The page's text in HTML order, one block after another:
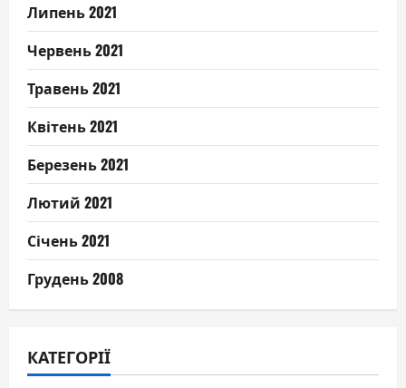
Липень 2021
Червень 2021
Травень 2021
Квітень 2021
Березень 2021
Лютий 2021
Січень 2021
Грудень 2008
КАТЕГОРІЇ